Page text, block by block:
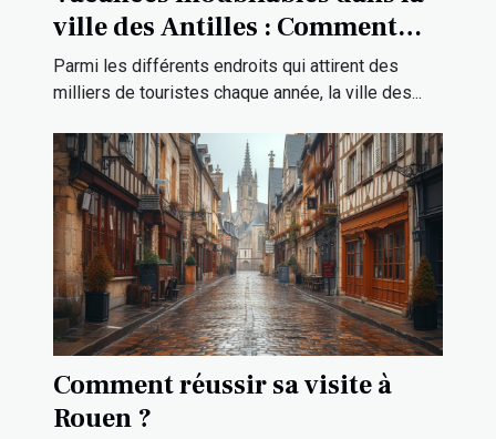
ville des Antilles : Comment
louer une villa de gamme pour
votre séjour de rêve ?
Parmi les différents endroits qui attirent des
milliers de touristes chaque année, la ville des...
Comment réussir sa visite à
Rouen ?